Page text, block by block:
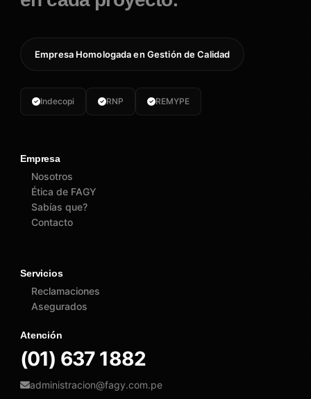
Empresa Homologada en Gestión de Calidad
Indecopi RNP REMYPE
Empresa
Nosotros
Ética de FAGY
Sabías que?
Contacto
Servicios
Reclamaciones
Asegurados
Atención
(01) 637 1882
administracion@fagy.com.pe